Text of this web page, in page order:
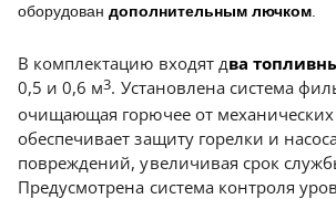
оборудовандополнительным лючком
В комплектацию входят два
0,5 и 0,6 м3. Установлена система
очищающая горючее от
обеспечивает защиту горелки и
повреждений, увеличивая срок
Предусмотрена система контроля